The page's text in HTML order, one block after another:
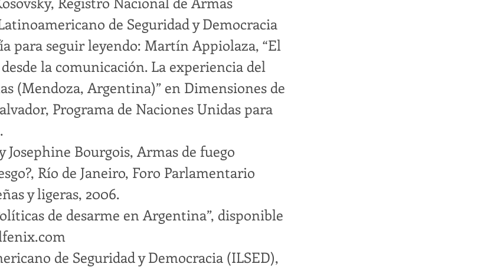
de Seguridad y Democracia
para seguir leyendo: Martín Appiolaza, “El
la comunicación. La experiencia del
(Mendoza, Argentina)” en Dimensiones de
Programa de Naciones Unidas para
Bourgois, Armas de fuego
Río de Janeiro, Foro Parlamentario
y ligeras, 2006.
de desarme en Argentina”, disponible
de Seguridad y Democracia (ILSED),